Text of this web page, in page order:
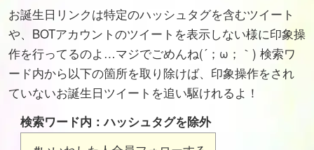
お誕生日リンクは特定のハッシュタグを含むツイート
や、BOTアカウントのツイートを表示しない様に印象操
作を行ってるのよ…マジでごめんね(´；ω；｀) 検索ワ
ード内から以下の箇所を取り除けば、印象操作をされ
ていないお誕生日ツイートを追い駆けれるよ！
検索ワード内：ハッシュタグを除外